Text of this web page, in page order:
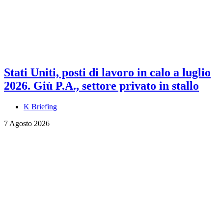
Stati Uniti, posti di lavoro in calo a luglio
2026. Giù P.A., settore privato in stallo
K Briefing
7 Agosto 2026